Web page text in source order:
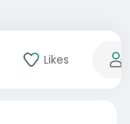
Likes